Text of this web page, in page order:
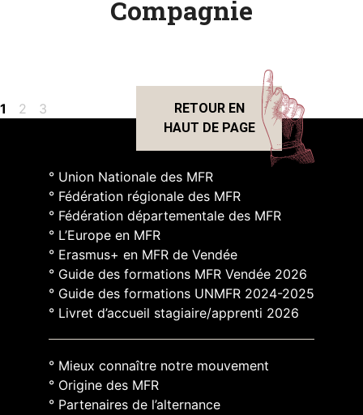
Compagnie
Page
1 Page
2 Page
3
RETOUR EN
HAUT DE PAGE
° Union Nationale des MFR
° Fédération régionale des MFR
° Fédération départementale des MFR
° L’Europe en MFR
° Erasmus+ en MFR de Vendée
° Guide des formations MFR Vendée 2026
° Guide des formations UNMFR 2024-2025
° Livret d’accueil stagiaire/apprenti 2026
° Mieux connaître notre mouvement
° Origine des MFR
° Partenaires de l’alternance